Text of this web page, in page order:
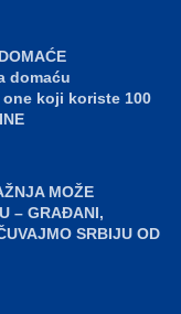
domaću
koji koriste 100
MOŽE
– GRAĐANI,
SRBIJU OD